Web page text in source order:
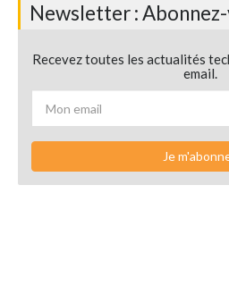
Newsletter :
Recevez toutes les actualités
email.
Je